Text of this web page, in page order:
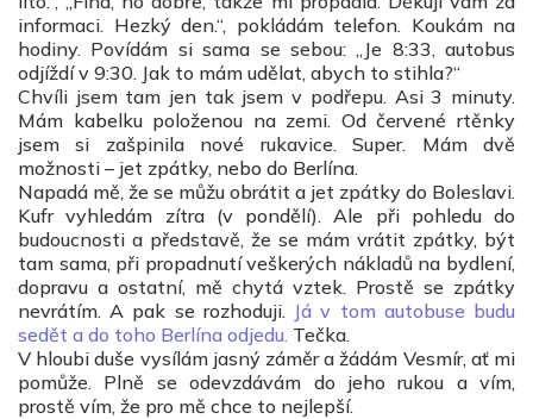
informaci. Hezký den.“, pokládám telefon. Koukám na
hodiny. Povídám si sama se sebou: „Je 8:33, autobus
odjíždí v 9:30. Jak to mám udělat, abych to stihla?“
Chvíli jsem tam jen tak jsem v podřepu. Asi 3 minuty.
Mám kabelku položenou na zemi. Od červené rtěnky
jsem si zašpinila nové rukavice. Super. Mám dvě
možnosti – jet zpátky, nebo do Berlína.
Napadá mě, že se můžu obrátit a jet zpátky do Boleslavi.
Kufr vyhledám zítra (v pondělí). Ale při pohledu do
budoucnosti a představě, že se mám vrátit zpátky, být
tam sama, při propadnutí veškerých nákladů na bydlení,
dopravu a ostatní, mě chytá vztek. Prostě se zpátky
nevrátím. A pak se rozhoduji. Já v tom autobuse budu
sedět a do toho Berlína odjedu. Tečka.
V hloubi duše vysílám jasný záměr a žádám Vesmír, ať mi
pomůže. Plně se odevzdávám do jeho rukou a vím,
prostě vím, že pro mě chce to nejlepší.